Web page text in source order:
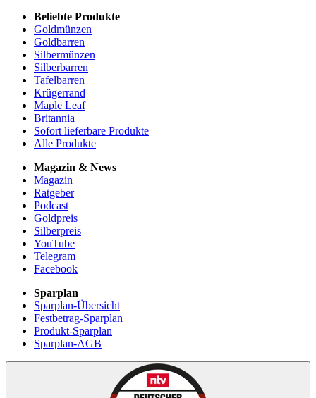
Beliebte Produkte
Goldmünzen
Goldbarren
Silbermünzen
Silberbarren
Tafelbarren
Krügerrand
Maple Leaf
Britannia
Sofort lieferbare Produkte
Alle Produkte
Magazin & News
Magazin
Ratgeber
Podcast
Goldpreis
Silberpreis
YouTube
Telegram
Facebook
Sparplan
Sparplan-Übersicht
Festbetrag-Sparplan
Produkt-Sparplan
Sparplan-AGB